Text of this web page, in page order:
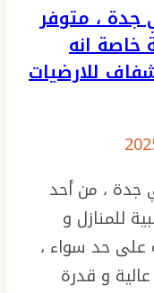
جدة ، متوفر
خاصة انه
للارضيات
جدة ، من أحد
للمنازل و
على حد سواء ،
و قدرة